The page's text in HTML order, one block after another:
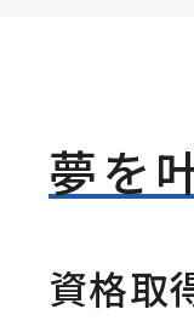
夢を
資格取